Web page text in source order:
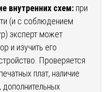
внутренних схем: при
(и с соблюдением
эксперт может
и изучить его
Проверяется
плат, наличие
дополнительных